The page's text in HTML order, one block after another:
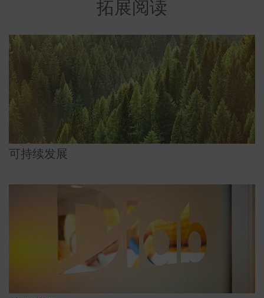
拓展阅读
可持续发展